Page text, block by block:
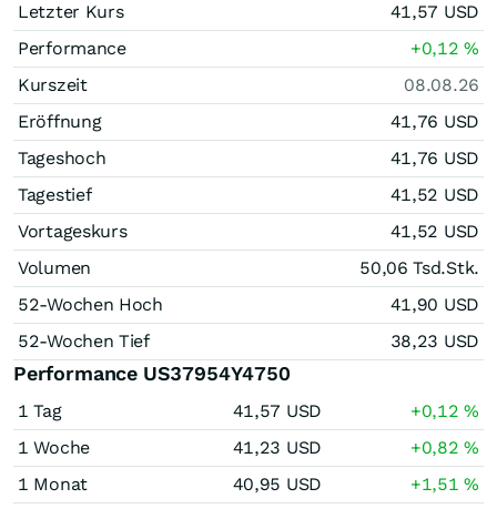
Letzter Kurs
41,57 USD
Performance
+0,12%
Kurszeit
08.08.26
Eröffnung
41,76 USD
Tageshoch
41,76 USD
Tagestief
41,52 USD
Vortageskurs
41,52 USD
Volumen
50,06 Tsd.Stk.
52-Wochen Hoch
41,90 USD
52-Wochen Tief
38,23 USD
Performance US37954Y4750
1 Tag 41,57 USD +0,12%
1 Woche
41,23 USD +0,82%
1 Monat
40,95 USD +1,51%